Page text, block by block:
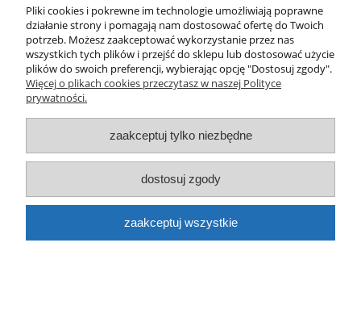
Farba Loop spray LP-253 turkusowy Brescia
21,00 zł
Pliki cookies i pokrewne im technologie umożliwiają poprawne
działanie strony i pomagają nam dostosować ofertę do Twoich
potrzeb. Możesz zaakceptować wykorzystanie przez nas
wszystkich tych plików i przejść do sklepu lub dostosować użycie
plików do swoich preferencji, wybierając opcję "Dostosuj zgody".
Więcej o plikach cookies przeczytasz w naszej Polityce
prywatności.
zaakceptuj tylko niezbędne
dostosuj zgody
zaakceptuj wszystkie